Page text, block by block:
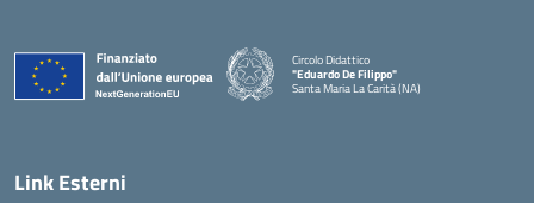
Circolo Didattico
"Eduardo De Filippo"
Santa Maria La Carità (NA)
Link Esterni